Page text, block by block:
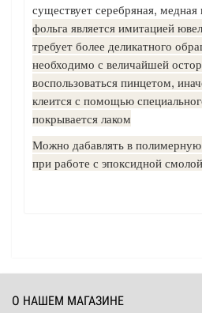
существует серебряная, медная
фольга является имитацией
требует более деликатного
необходимо с величайшей
воспользоваться пинцетом,
клеится с помощью
покрывается лаком
Можно дабавлять в полимерную
при работе с эпоксидной смолой
О НАШЕМ МАГАЗИНЕ